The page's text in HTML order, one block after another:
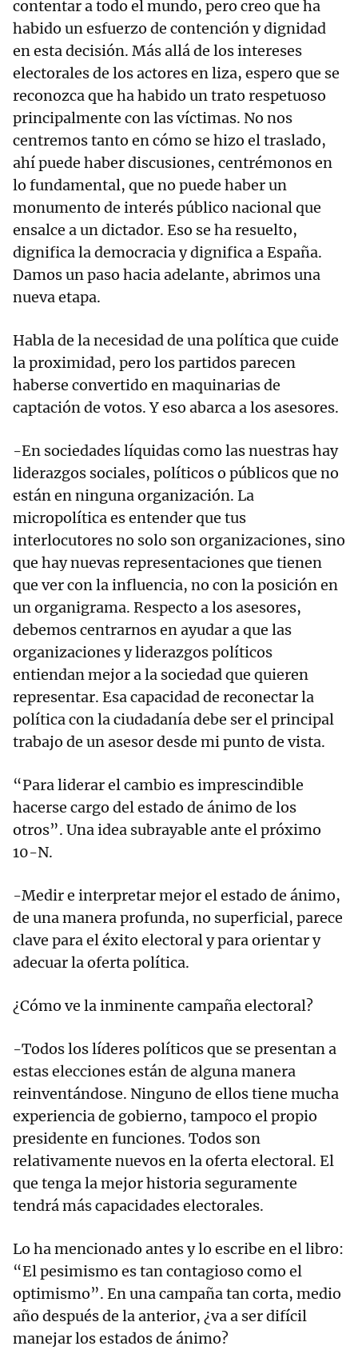
contentar a todo el mundo, pero creo que ha
habido un esfuerzo de contención y dignidad
en esta decisión. Más allá de los intereses
electorales de los actores en liza, espero que se
reconozca que ha habido un trato respetuoso
principalmente con las víctimas. No nos
centremos tanto en cómo se hizo el traslado,
ahí puede haber discusiones, centrémonos en
lo fundamental, que no puede haber un
monumento de interés público nacional que
ensalce a un dictador. Eso se ha resuelto,
dignifica la democracia y dignifica a España.
Damos un paso hacia adelante, abrimos una
nueva etapa.
Habla de la necesidad de una política que cuide
la proximidad, pero los partidos parecen
haberse convertido en maquinarias de
captación de votos. Y eso abarca a los asesores.
-En sociedades líquidas como las nuestras hay
liderazgos sociales, políticos o públicos que no
están en ninguna organización. La
micropolítica es entender que tus
interlocutores no solo son organizaciones, sino
que hay nuevas representaciones que tienen
que ver con la influencia, no con la posición en
un organigrama. Respecto a los asesores,
debemos centrarnos en ayudar a que las
organizaciones y liderazgos políticos
entiendan mejor a la sociedad que quieren
representar. Esa capacidad de reconectar la
política con la ciudadanía debe ser el principal
trabajo de un asesor desde mi punto de vista.
“Para liderar el cambio es imprescindible
hacerse cargo del estado de ánimo de los
otros”. Una idea subrayable ante el próximo
10-N.
-Medir e interpretar mejor el estado de ánimo,
de una manera profunda, no superficial, parece
clave para el éxito electoral y para orientar y
adecuar la oferta política.
¿Cómo ve la inminente campaña electoral?
-Todos los líderes políticos que se presentan a
estas elecciones están de alguna manera
reinventándose. Ninguno de ellos tiene mucha
experiencia de gobierno, tampoco el propio
presidente en funciones. Todos son
relativamente nuevos en la oferta electoral. El
que tenga la mejor historia seguramente
tendrá más capacidades electorales.
Lo ha mencionado antes y lo escribe en el libro:
“El pesimismo es tan contagioso como el
optimismo”. En una campaña tan corta, medio
año después de la anterior, ¿va a ser difícil
manejar los estados de ánimo?